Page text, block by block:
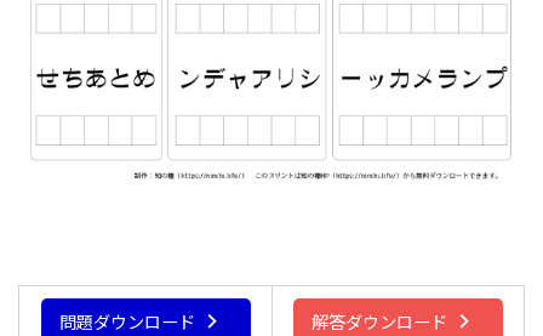
問題ダウンロード 解答ダウンロード